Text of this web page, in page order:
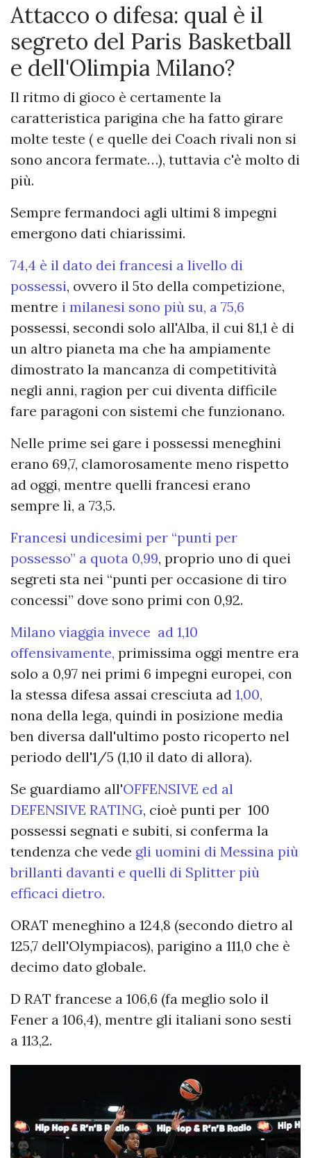
Attacco o difesa: qual è il
segreto del Paris Basketball
e dell'Olimpia Milano?
Il ritmo di gioco è certamente la
caratteristica parigina che ha fatto girare
molte teste ( e quelle dei Coach rivali non si
sono ancora fermate…), tuttavia c'è molto di
più.
Sempre fermandoci agli ultimi 8 impegni
emergono dati chiarissimi.
74,4 è il dato dei francesi a livello di
possessi, ovvero il 5to della competizione,
mentre i milanesi sono più su, a 75,6
possessi, secondi solo all'Alba, il cui 81,1 è di
un altro pianeta ma che ha ampiamente
dimostrato la mancanza di competitività
negli anni, ragion per cui diventa difficile
fare paragoni con sistemi che funzionano.
Nelle prime sei gare i possessi meneghini
erano 69,7, clamorosamente meno rispetto
ad oggi, mentre quelli francesi erano
sempre lì, a 73,5.
Francesi undicesimi per “punti per
possesso” a quota 0,99, proprio uno di quei
segreti sta nei “punti per occasione di tiro
concessi” dove sono primi con 0,92.
Milano viaggia invece ad 1,10
offensivamente, primissima oggi mentre era
solo a 0,97 nei primi 6 impegni europei, con
la stessa difesa assai cresciuta ad 1,00,
nona della lega, quindi in posizione media
ben diversa dall'ultimo posto ricoperto nel
periodo dell'1/5 (1,10 il dato di allora).
Se guardiamo all'OFFENSIVE ed al
DEFENSIVE RATING, cioè punti per 100
possessi segnati e subiti, si conferma la
tendenza che vede gli uomini di Messina più
brillanti davanti e quelli di Splitter più
efficaci dietro.
ORAT meneghino a 124,8 (secondo dietro al
125,7 dell'Olympiacos), parigino a 111,0 che è
decimo dato globale.
D RAT francese a 106,6 (fa meglio solo il
Fener a 106,4), mentre gli italiani sono sesti
a 113,2.